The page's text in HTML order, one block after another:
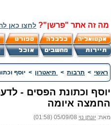
מה זה אתר "פרשן"? לחצו כאן
ראשי > תרבות > תיאטרון > יוסף
יוסף וכתונת הפסים -
החמצה איומה
מאת: יונתן נוי 05/09/08 (01:58)